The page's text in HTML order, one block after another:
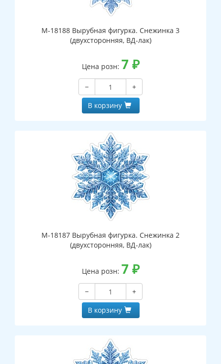
М-18188 Вырубная фигурка. Снежинка 3
(двухсторонняя, ВД-лак)
Цена розн: 7 ₽
−
+
В корзину
М-18187 Вырубная фигурка. Снежинка 2
(двухсторонняя, ВД-лак)
Цена розн: 7 ₽
−
+
В корзину